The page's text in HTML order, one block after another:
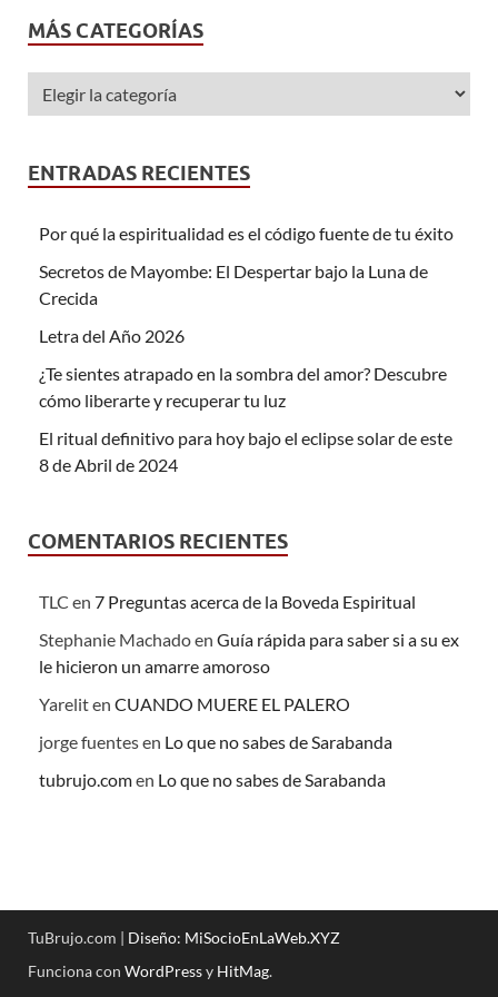
MÁS CATEGORÍAS
ENTRADAS RECIENTES
Por qué la espiritualidad es el código fuente de tu éxito
Secretos de Mayombe: El Despertar bajo la Luna de
Crecida
Letra del Año 2026
¿Te sientes atrapado en la sombra del amor? Descubre
cómo liberarte y recuperar tu luz
El ritual definitivo para hoy bajo el eclipse solar de este
8 de Abril de 2024
COMENTARIOS RECIENTES
TLC en 7 Preguntas acerca de la Boveda Espiritual
Stephanie Machadoen Guía rápida para saber si a su ex
le hicieron un amarre amoroso
Yareliten CUANDO MUERE EL PALERO
jorge fuentesen Lo que no sabes de Sarabanda
tubrujo.comen Lo que no sabes de Sarabanda
TuBrujo.com | Diseño: MiSocioEnLaWeb.XYZ
Funciona con WordPressy HitMag.